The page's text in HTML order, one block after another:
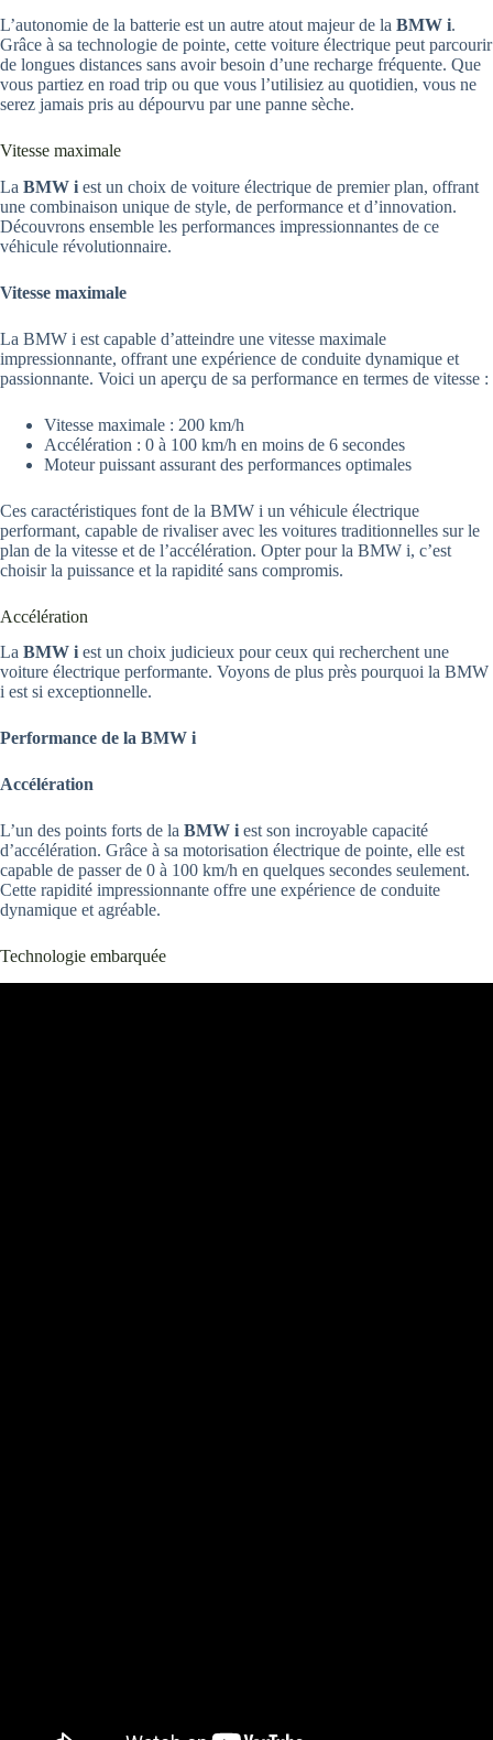
L’autonomie de la batterie est un autre atout majeur de la BMW i.
Grâce à sa technologie de pointe, cette voiture électrique peut parcourir
de longues distances sans avoir besoin d’une recharge fréquente. Que
vous partiez en road trip ou que vous l’utilisiez au quotidien, vous ne
serez jamais pris au dépourvu par une panne sèche.
Vitesse maximale
La BMW i est un choix de voiture électrique de premier plan, offrant
une combinaison unique de style, de performance et d’innovation.
Découvrons ensemble les performances impressionnantes de ce
véhicule révolutionnaire.
Vitesse maximale
La BMW i est capable d’atteindre une vitesse maximale
impressionnante, offrant une expérience de conduite dynamique et
passionnante. Voici un aperçu de sa performance en termes de vitesse :
Vitesse maximale : 200 km/h
Accélération : 0 à 100 km/h en moins de 6 secondes
Moteur puissant assurant des performances optimales
Ces caractéristiques font de la BMW i un véhicule électrique
performant, capable de rivaliser avec les voitures traditionnelles sur le
plan de la vitesse et de l’accélération. Opter pour la BMW i, c’est
choisir la puissance et la rapidité sans compromis.
Accélération
La BMW i est un choix judicieux pour ceux qui recherchent une
voiture électrique performante. Voyons de plus près pourquoi la BMW
i est si exceptionnelle.
Performance de la BMW i
Accélération
L’un des points forts de la BMW i est son incroyable capacité
d’accélération. Grâce à sa motorisation électrique de pointe, elle est
capable de passer de 0 à 100 km/h en quelques secondes seulement.
Cette rapidité impressionnante offre une expérience de conduite
dynamique et agréable.
Technologie embarquée